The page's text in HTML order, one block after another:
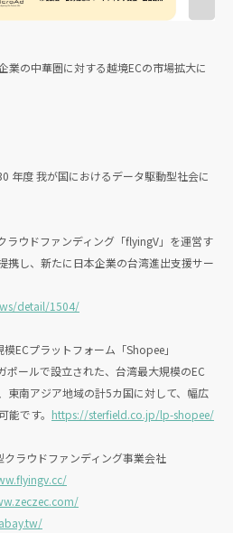
の中華圏に対する越境ECの市場拡大に
年度 我が国におけるデータ駆動型社会に
ウドファンディング「flyingV」を運営す
携し、新たに日本企業の台湾進出支援サー
detail/1504/
ECプラットフォーム「Shopee」
ポールで設立された、台湾最大規模のEC
東南アジア地域の計5カ国に対して、幅広
です。 https://sterfield.co.jp/lp-shopee/
ラウドファンディング事業会社